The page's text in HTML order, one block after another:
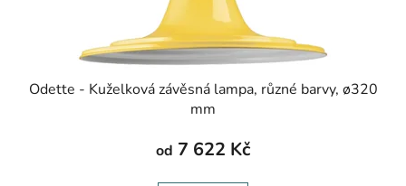
Odette - Kuželková závěsná lampa, různé barvy, ø320
mm
od 7 622 Kč